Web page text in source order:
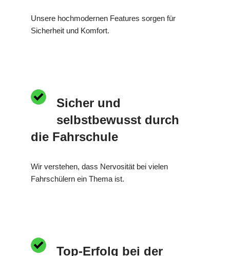
Unsere hochmodernen Features sorgen für
Sicherheit und Komfort.
Sicher und
selbstbewusst durch
die Fahrschule
Wir verstehen, dass Nervosität bei vielen
Fahrschülern ein Thema ist.
Top-Erfolg bei der